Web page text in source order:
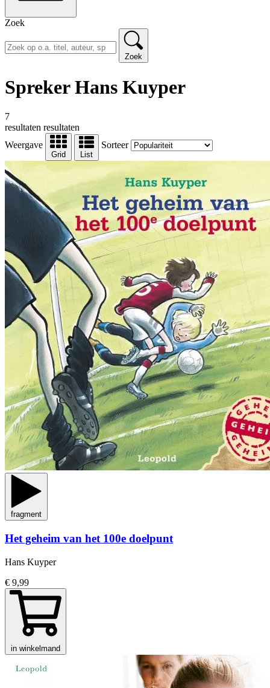
Zoek
Zoek
Spreker Hans Kuyper
7
resultaten resultaten
Weergave
Grid List
Sorteer
fragment
Het geheim van het 100e doelpunt
Hans Kuyper
€ 9,99
in winkelmand